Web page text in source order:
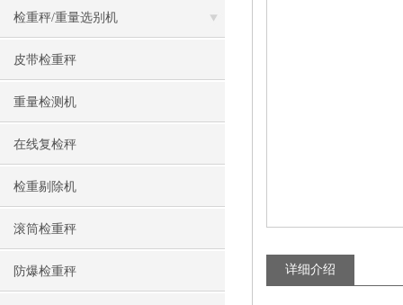
检重秤/重量选别机
皮带检重秤
重量检测机
在线复检秤
检重剔除机
滚筒检重秤
防爆检重秤 详细介绍